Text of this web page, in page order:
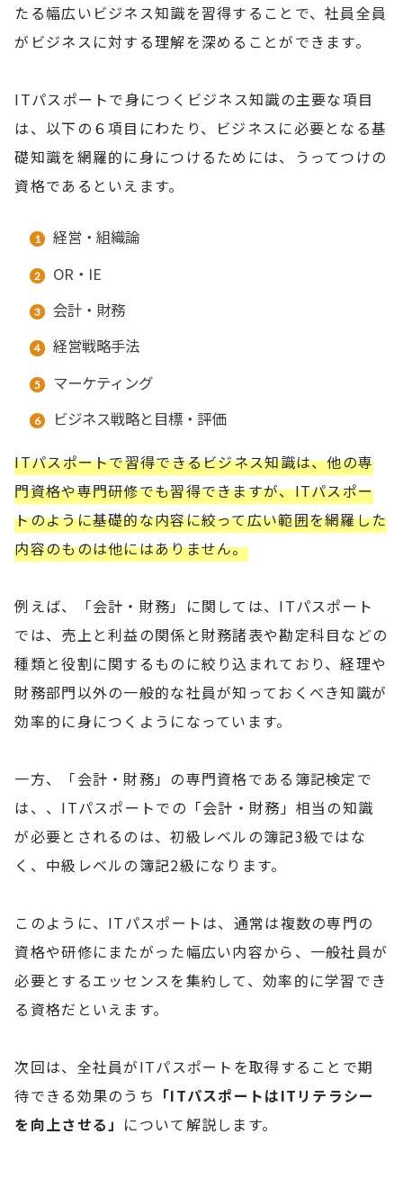
たる幅広いビジネス知識を習得することで、社員全員
がビジネスに対する理解を深めることができます。
ITパスポートで身につくビジネス知識の主要な項目
は、以下の６項目にわたり、ビジネスに必要となる基
礎知識を網羅的に身につけるためには、うってつけの
資格であるといえます。
経営・組織論
OR・IE
会計・財務
経営戦略手法
マーケティング
ビジネス戦略と目標・評価
ITパスポートで習得できるビジネス知識は、他の専
門資格や専門研修でも習得できますが、ITパスポー
トのように基礎的な内容に絞って広い範囲を網羅した
内容のものは他にはありません。
例えば、「会計・財務」に関しては、ITパスポート
では、売上と利益の関係と財務諸表や勘定科目などの
種類と役割に関するものに絞り込まれており、経理や
財務部門以外の一般的な社員が知っておくべき知識が
効率的に身につくようになっています。
一方、「会計・財務」の専門資格である簿記検定で
は、、ITパスポートでの「会計・財務」相当の知識
が必要とされるのは、初級レベルの簿記3級ではな
く、中級レベルの簿記2級になります。
このように、ITパスポートは、通常は複数の専門の
資格や研修にまたがった幅広い内容から、一般社員が
必要とするエッセンスを集約して、効率的に学習でき
る資格だといえます。
次回は、全社員がITパスポートを取得することで期
待できる効果のうち 「ITパスポートはITリテラシー
を向上させる」 について解説します。